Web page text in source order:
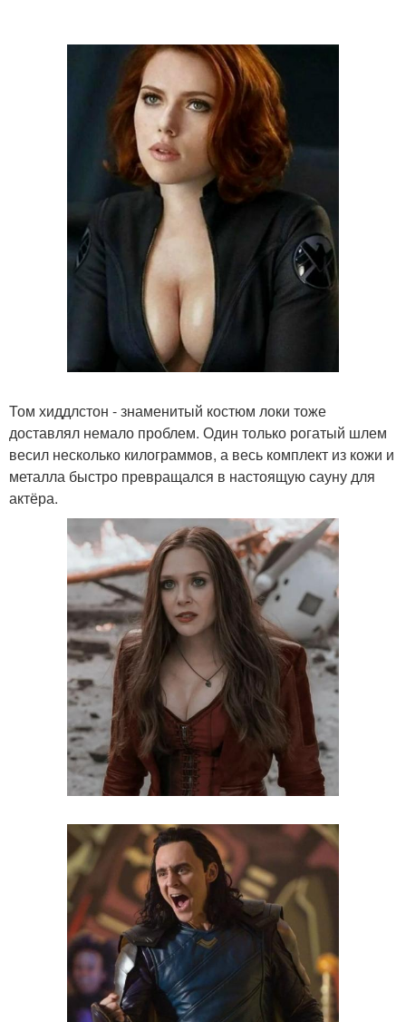
Том хиддлстон - знаменитый костюм локи тоже
доставлял немало проблем. Один только рогатый шлем
весил несколько килограммов, а весь комплект из кожи и
металла быстро превращался в настоящую сауну для
актёра.